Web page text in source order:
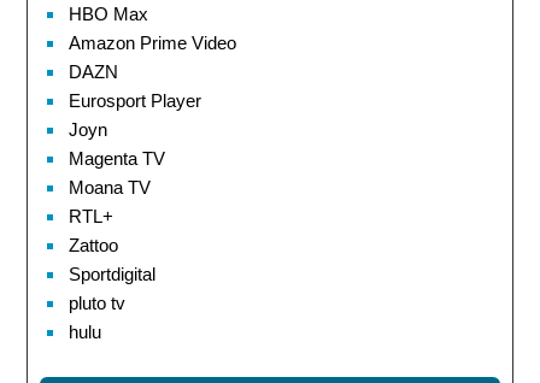
HBO Max
Amazon Prime Video
DAZN
Eurosport Player
Joyn
Magenta TV
Moana TV
RTL+
Zattoo
Sportdigital
pluto tv
hulu